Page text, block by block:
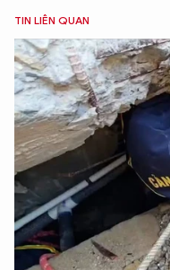
TIN LIÊN QUAN